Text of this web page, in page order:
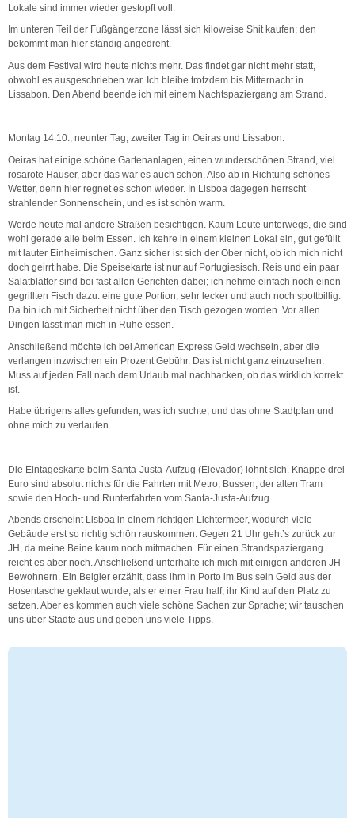
Lokale sind immer wieder gestopft voll.
Im unteren Teil der Fußgängerzone lässt sich kiloweise Shit kaufen; den
bekommt man hier ständig angedreht.
Aus dem Festival wird heute nichts mehr. Das findet gar nicht mehr statt,
obwohl es ausgeschrieben war. Ich bleibe trotzdem bis Mitternacht in
Lissabon. Den Abend beende ich mit einem Nachtspaziergang am Strand.
Montag 14.10.; neunter Tag; zweiter Tag in Oeiras und Lissabon.
Oeiras hat einige schöne Gartenanlagen, einen wunderschönen Strand, viel
rosarote Häuser, aber das war es auch schon. Also ab in Richtung schönes
Wetter, denn hier regnet es schon wieder. In Lisboa dagegen herrscht
strahlender Sonnenschein, und es ist schön warm.
Werde heute mal andere Straßen besichtigen. Kaum Leute unterwegs, die sind
wohl gerade alle beim Essen. Ich kehre in einem kleinen Lokal ein, gut gefüllt
mit lauter Einheimischen. Ganz sicher ist sich der Ober nicht, ob ich mich nicht
doch geirrt habe. Die Speisekarte ist nur auf Portugiesisch. Reis und ein paar
Salatblätter sind bei fast allen Gerichten dabei; ich nehme einfach noch einen
gegrillten Fisch dazu: eine gute Portion, sehr lecker und auch noch spottbillig.
Da bin ich mit Sicherheit nicht über den Tisch gezogen worden. Vor allen
Dingen lässt man mich in Ruhe essen.
Anschließend möchte ich bei American Express Geld wechseln, aber die
verlangen inzwischen ein Prozent Gebühr. Das ist nicht ganz einzusehen.
Muss auf jeden Fall nach dem Urlaub mal nachhacken, ob das wirklich korrekt
ist.
Habe übrigens alles gefunden, was ich suchte, und das ohne Stadtplan und
ohne mich zu verlaufen.
Die Eintageskarte beim Santa-Justa-Aufzug (Elevador) lohnt sich. Knappe drei
Euro sind absolut nichts für die Fahrten mit Metro, Bussen, der alten Tram
sowie den Hoch- und Runterfahrten vom Santa-Justa-Aufzug.
Abends erscheint Lisboa in einem richtigen Lichtermeer, wodurch viele
Gebäude erst so richtig schön rauskommen. Gegen 21 Uhr geht’s zurück zur
JH, da meine Beine kaum noch mitmachen. Für einen Strandspaziergang
reicht es aber noch. Anschließend unterhalte ich mich mit einigen anderen JH-
Bewohnern. Ein Belgier erzählt, dass ihm in Porto im Bus sein Geld aus der
Hosentasche geklaut wurde, als er einer Frau half, ihr Kind auf den Platz zu
setzen. Aber es kommen auch viele schöne Sachen zur Sprache; wir tauschen
uns über Städte aus und geben uns viele Tipps.